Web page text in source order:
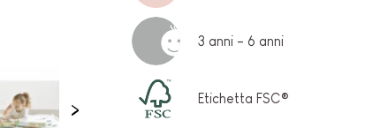
3 anni - 6 anni
Etichetta FSC®